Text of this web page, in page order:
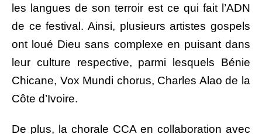
les langues de son terroir est ce qui fait l’ADN
de ce festival. Ainsi, plusieurs artistes gospels
ont loué Dieu sans complexe en puisant dans
leur culture respective, parmi lesquels Bénie
Chicane, Vox Mundi chorus, Charles Alao de la
Côte d’Ivoire.
De plus, la chorale CCA en collaboration avec